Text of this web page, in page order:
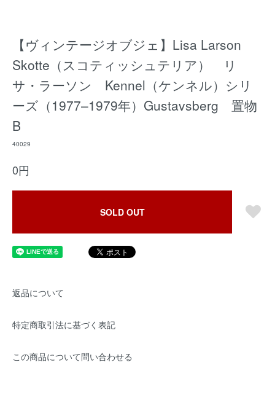
【ヴィンテージオブジェ】Lisa Larson
Skotte（スコティッシュテリア） リ
サ・ラーソン Kennel（ケンネル）シリ
ーズ（1977–1979年）Gustavsberg 置物
B
40029
0円
SOLD OUT
返品について
特定商取引法に基づく表記
この商品について問い合わせる